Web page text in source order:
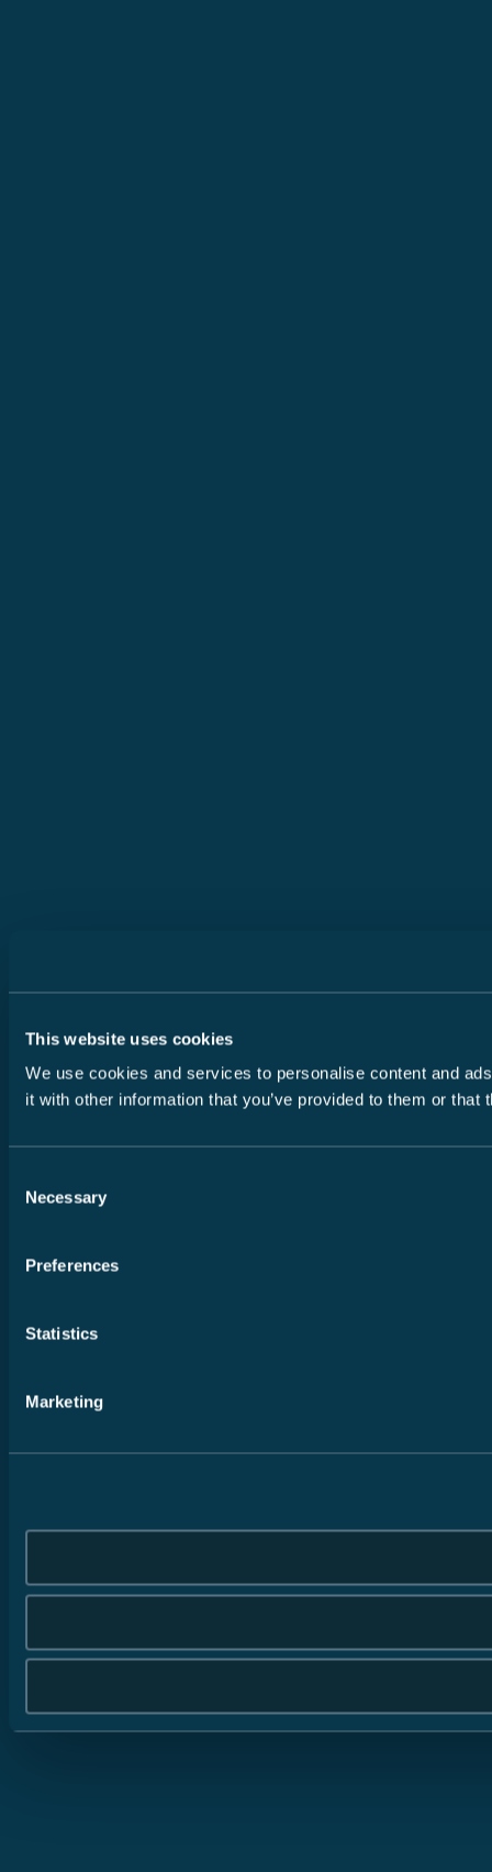
This website uses cookies
We use cookies and services to personalise content and
it with other information that you’ve provided to them or
Selection
Necessary
Preferences
Statistics
Marketing